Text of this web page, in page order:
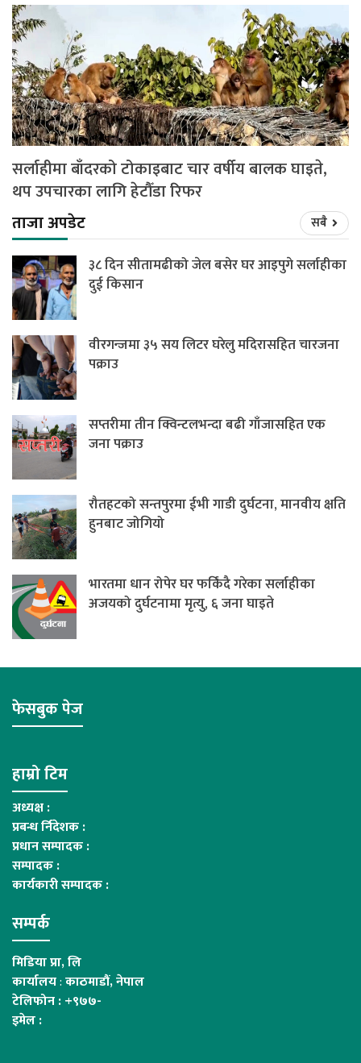
सर्लाहीमा बाँदरको टोकाइबाट चार वर्षीय बालक घाइते,
थप उपचारका लागि हेटौँडा रिफर
ताजा अपडेट
सबै
३८ दिन सीतामढीको जेल बसेर घर आइपुगे सर्लाहीका
दुई किसान
वीरगन्जमा ३५ सय लिटर घरेलु मदिरासहित चारजना
पक्राउ
सप्तरीमा तीन क्विन्टलभन्दा बढी गाँजासहित एक
जना पक्राउ
रौतहटको सन्तपुरमा ईभी गाडी दुर्घटना, मानवीय क्षति
हुनबाट जोगियो
भारतमा धान रोपेर घर फर्किंदै गरेका सर्लाहीका
अजयको दुर्घटनामा मृत्यु, ६ जना घाइते
फेसबुक पेज
हाम्रो टिम
अध्यक्ष :
प्रबन्ध र्निदेशक :
प्रधान सम्पादक :
सम्पादक :
कार्यकारी सम्पादक :
सम्पर्क
मिडिया प्रा, लि
कार्यालय:काठमाडौं, नेपाल
टेलिफोन : +९७७-
इमेल :